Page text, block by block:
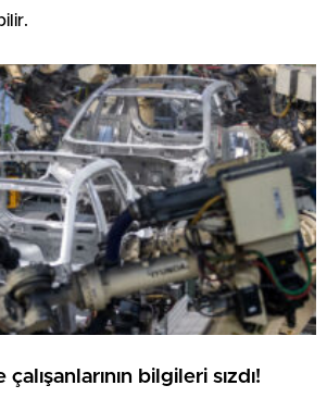
bilgileri sızdı!